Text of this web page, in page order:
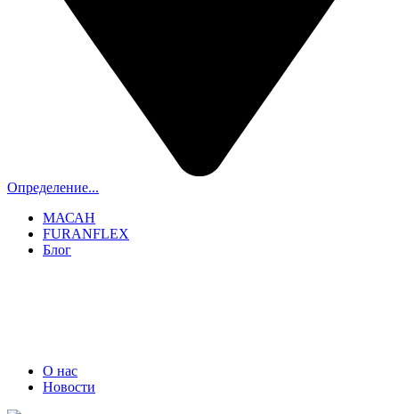
Определение...
МАСАН
FURANFLEX
Блог
О нас
Новости